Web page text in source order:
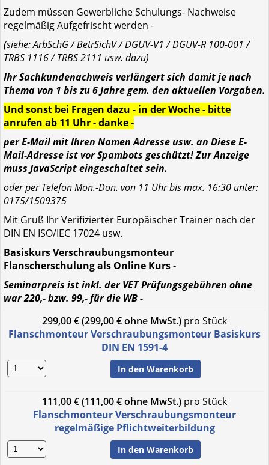
Zudem müssen Gewerbliche Schulungs- Nachweise
regelmäßig Aufgefrischt werden -
(siehe: ArbSchG / BetrSichV / DGUV-V1 / DGUV-R 100-001 /
TRBS 1116 / TRBS 2111 usw. dazu)
Ihr Sachkundenachweis verlängert sich damit je nach
Thema von 1 bis zu 6 Jahre gem. den aktuellen Vorgaben.
Und sonst bei Fragen dazu - in der Woche - bitte
anrufen ab 11 Uhr - danke -
per E-Mail mit Ihren Namen Adresse usw. an Diese E-
Mail-Adresse ist vor Spambots geschützt! Zur Anzeige
muss JavaScript eingeschaltet sein.
oder per Telefon Mon.-Don. von 11 Uhr bis max. 16:30 unter:
0175/1509375
Mit Gruß Ihr Verifizierter Europäischer Trainer nach der
DIN EN ISO/IEC 17024 usw.
Basiskurs Verschraubungsmonteur
Flanscherschulung als Online Kurs-
Seminarpreis ist inkl. der VET Prüfungsgebühren ohne
war 220,- bzw. 99,- für die WB -
299,00 € (299,00 € ohne MwSt.) pro Stück
Flanschmonteur Verschraubungsmonteur Basiskurs
DIN EN 1591-4
In den Warenkorb
111,00 € (111,00 € ohne MwSt.) pro Stück
Flanschmonteur Verschraubungsmonteur
regelmäßige Pflichtweiterbildung
In den Warenkorb